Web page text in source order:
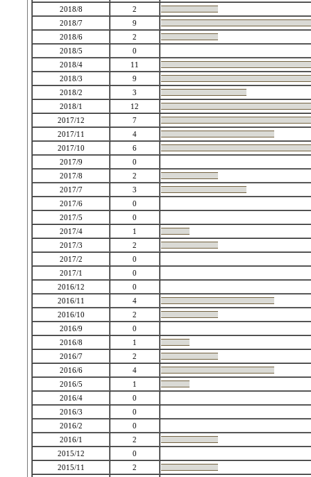
2018/8
2
2018/7
9
2018/6
2
2018/5
0
2018/4
11
2018/3
9
2018/2
3
2018/1
12
2017/12
7
2017/11
4
2017/10
6
2017/9
0
2017/8
2
2017/7
3
2017/6
0
2017/5
0
2017/4
1
2017/3
2
2017/2
0
2017/1
0
2016/12
0
2016/11
4
2016/10
2
2016/9
0
2016/8
1
2016/7
2
2016/6
4
2016/5
1
2016/4
0
2016/3
0
2016/2
0
2016/1
2
2015/12
0
2015/11
2